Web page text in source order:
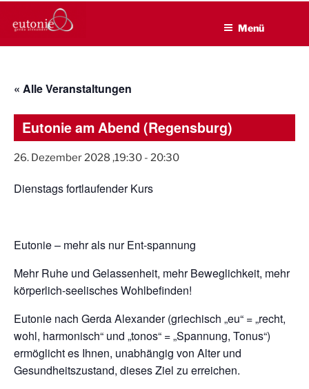
Inhalt
EUTONIE.DE
Lebensbalance durch körperliche Selbsterfahrung
Menü
« Alle Veranstaltungen
Eutonie am Abend (Regensburg)
26. Dezember 2028 ,19:30 - 20:30
Dienstags fortlaufender Kurs
Eutonie – mehr als nur Ent-spannung
Mehr Ruhe und Gelassenheit, mehr Beweglichkeit, mehr
körperlich-seelisches Wohlbefinden!
Eutonie nach Gerda Alexander (griechisch „eu“ = „recht,
wohl, harmonisch“ und „tonos“ = „Spannung, Tonus“)
ermöglicht es Ihnen, unabhängig von Alter und
Gesundheitszustand, dieses Ziel zu erreichen.